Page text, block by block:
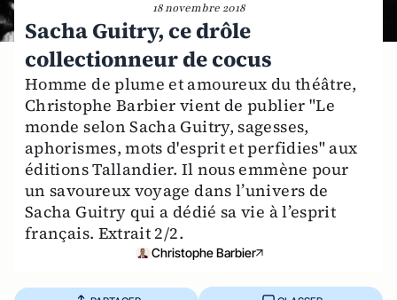
18 novembre 2018
Sacha Guitry, ce drôle
collectionneur de cocus
Homme de plume et amoureux du théâtre,
Christophe Barbier vient de publier "Le
monde selon Sacha Guitry, sagesses,
aphorismes, mots d'esprit et perfidies" aux
éditions Tallandier. Il nous emmène pour
un savoureux voyage dans l’univers de
Sacha Guitry qui a dédié sa vie à l’esprit
français. Extrait 2/2.
Christophe Barbier